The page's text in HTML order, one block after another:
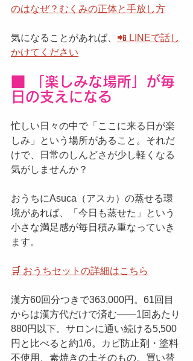
のはなぜ？むくみの正体と手放し方
気になることがあれば、 📲 LINEで話し
かけてください
■ 「楽しみな場所」が毎
日の支えになる
忙しい日々の中で「ここに来る日が楽
しみ」という場所があること。それだ
けで、日常のしんどさが少し軽くなる
気がしませんか？
おうちにAsuca（アスカ）の蒸せる環
境があれば、「今日も蒸せた」という
小さな満足感が毎日積み重なっていき
ます。
🛒 おうちセットの詳細はこちら
漢方60回分つきで363,000円。61回目
からは漢方代だけで済む——1回あたり
880円以下。サロンに通い続ける5,500
円と比べると約1/6。カビ防止剤・塗料
不使用、素焼きの土そのもの。買い替